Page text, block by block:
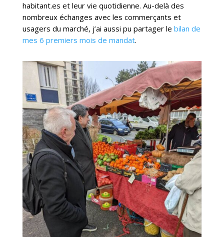
habitant.es et leur vie quotidienne. Au-delà des
nombreux échanges avec les commerçants et
usagers du marché, j’ai aussi pu partager le bilan de
mes 6 premiers mois de mandat.